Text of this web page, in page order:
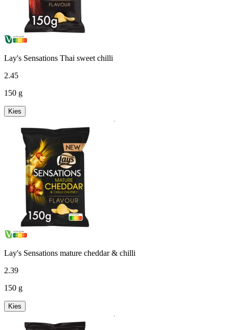
Lay's Sensations Thai sweet chilli
2.45
150 g
Kies
Lay's Sensations mature cheddar & chilli
2.39
150 g
Kies